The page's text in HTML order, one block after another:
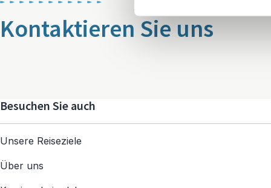
Kontaktieren Sie uns
Besuchen Sie auch
Unsere Reiseziele
Über uns